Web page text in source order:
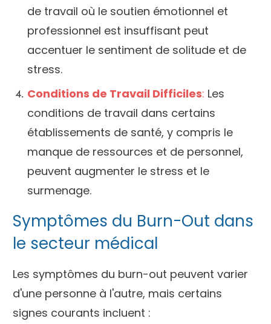
de travail où le soutien émotionnel et
professionnel est insuffisant peut
accentuer le sentiment de solitude et de
stress.
Conditions de Travail Difficiles: Les
conditions de travail dans certains
établissements de santé, y compris le
manque de ressources et de personnel,
peuvent augmenter le stress et le
surmenage.
Symptômes du Burn-Out dans
le secteur médical
Les symptômes du burn-out peuvent varier
d'une personne à l'autre, mais certains
signes courants incluent :